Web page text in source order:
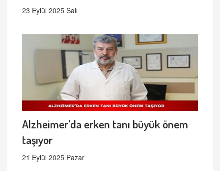
23 Eylül 2025 Salı
Alzheimer’da erken tanı büyük önem
taşıyor
21 Eylül 2025 Pazar